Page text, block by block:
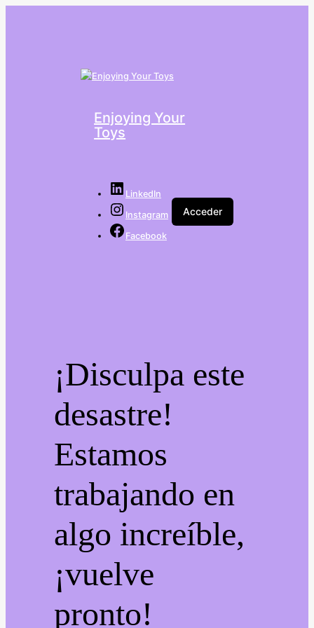
Enjoying Your
Toys
LinkedIn
Instagram
Facebook
Acceder
¡Disculpa este
desastre!
Estamos
trabajando en
algo increíble,
¡vuelve
pronto!